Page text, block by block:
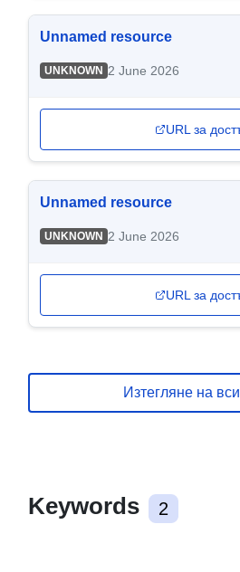
Unnamed resource
UNKNOWN 2 June 2026
URL за
Unnamed resource
UNKNOWN 2 June 2026
URL за
Изтегляне на
Keywords 2